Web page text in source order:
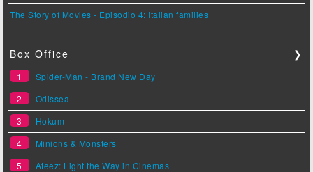
The Story of Movies - Episodio 4: Italian families
Box Office ❯
1
Spider-Man - Brand New Day
2
Odissea
3
Hokum
4
Minions & Monsters
5
Ateez: Light the Way in Cinemas